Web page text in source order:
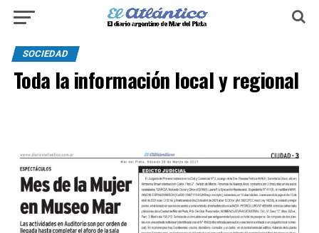
SOCIEDAD
Toda la información local y regional